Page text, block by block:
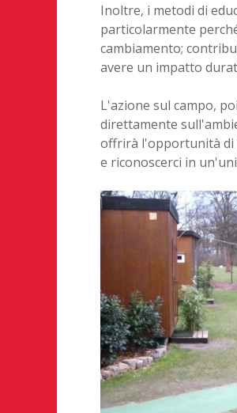
Inoltre, i metodi di
particolarmente
cambiamento;
avere un impatto
L'azione sul campo,
direttamente
offrirà l'opportunità di
e riconoscerci in